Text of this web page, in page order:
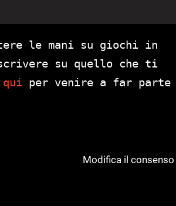
le mani su giochi in
su quello che ti
qui per venire a far parte
Modifica il consenso